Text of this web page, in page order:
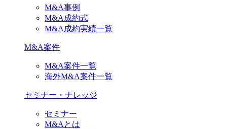
M&A事例
M&A成約式
M&A成約実績一覧
M&A案件
M&A案件一覧
海外M&A案件一覧
セミナー・ナレッジ
セミナー
M&Aとは